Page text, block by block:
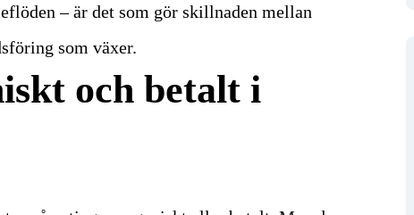
– är det som gör skillnaden mellan
som växer.
och betalt i